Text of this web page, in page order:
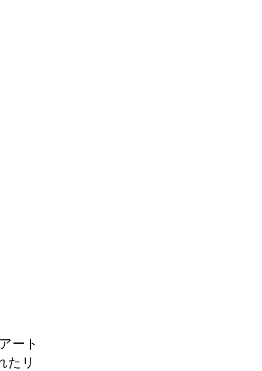
ート
たリ